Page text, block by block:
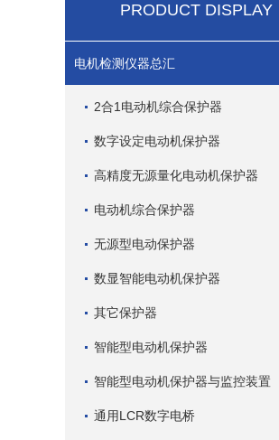
PRODUCT DISPLAY
电机检测仪器总汇
2合1电动机综合保护器
数字设定电动机保护器
高精度无源量化电动机保护器
电动机综合保护器
无源型电动保护器
数显智能电动机保护器
其它保护器
智能型电动机保护器
智能型电动机保护器与监控装置
通用LCR数字电桥